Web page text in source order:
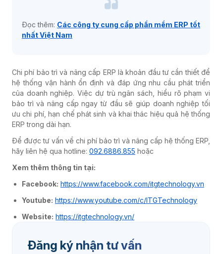
Đọc thêm: Các công ty cung cấp phần mềm ERP tốt
nhất Việt Nam
Chi phí bảo trì và nâng cấp ERP là khoản đầu tư cần thiết để
hệ thống vận hành ổn định và đáp ứng nhu cầu phát triển
của doanh nghiệp. Việc dự trù ngân sách, hiểu rõ phạm vi
bảo trì và nâng cấp ngay từ đầu sẽ giúp doanh nghiệp tối
ưu chi phí, hạn chế phát sinh và khai thác hiệu quả hệ thống
ERP trong dài hạn.
Để được tư vấn về chi phí bảo trì và nâng cấp hệ thống ERP,
hãy liên hệ qua hotline: 092.6886.855 hoặc
Xem thêm thông tin tại:
Facebook: https://www.facebook.com/itgtechnology.vn
Youtube: https://www.youtube.com/c/ITGTechnology
Website: https://itgtechnology.vn/
Đăng ký nhận tư vấn